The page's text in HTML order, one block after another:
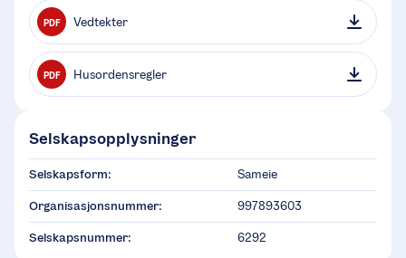
PDF Vedtekter
PDF Husordensregler
Selskapsopplysninger
Selskapsform: Sameie
Organisasjonsnummer: 997893603
Selskapsnummer: 6292